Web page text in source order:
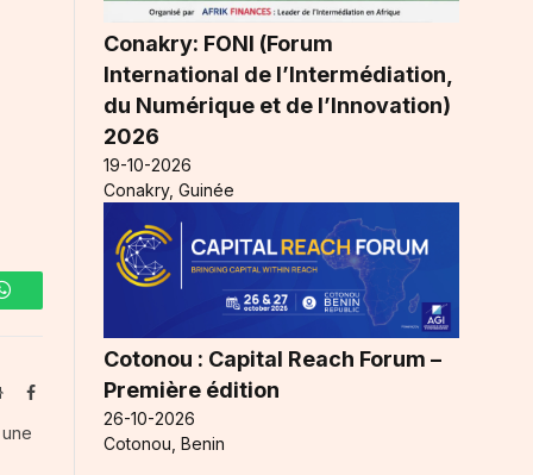
WhatsApp
WebsiteFacebook
Conakry: FONI (Forum
International de l’Intermédiation,
du Numérique et de l’Innovation)
2026
19-10-2026
Conakry, Guinée
Cotonou : Capital Reach Forum –
Première édition
26-10-2026
Cotonou, Benin